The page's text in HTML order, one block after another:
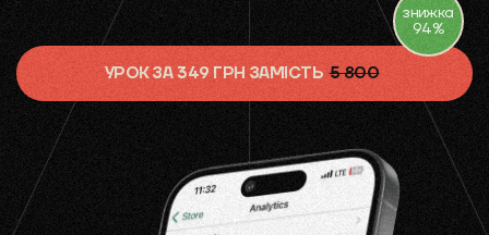
УРОК ЗА 349 ГРН ЗАМІСТЬ 5 800
знижка
94%